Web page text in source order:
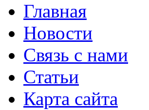
Главная
Новости
Связь с нами
Статьи
Карта сайта